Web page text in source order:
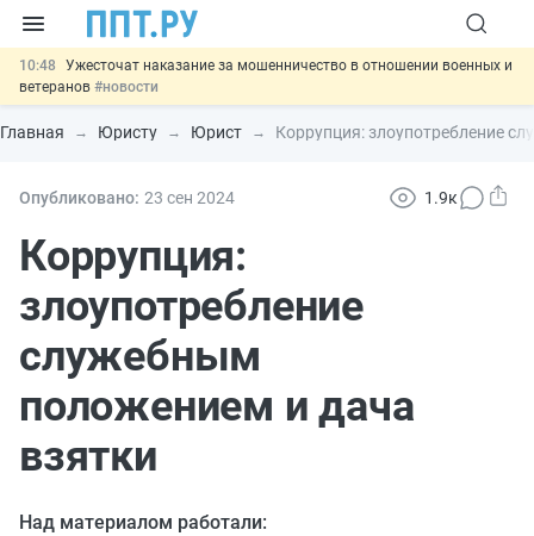
10:48
Ужесточат наказание за мошенничество в отношении военных и
ветеранов #новости
10:00 Введут маркировку и идентификацию игроков в видеоиграх
#новости
00:01
7 августа: важные документы, вступающие в силу сегодня
11:31
отношений #новости
Главная Юристу Юрист Коррупция: злоупотребление
Опубликовано: 23 сен 2024 1.9к
Коррупция:
злоупотребление
служебным
положением и дача
взятки
Над материалом работали: